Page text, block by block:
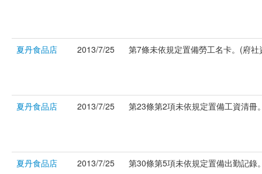
夏丹食品店 2013/7/25 第7條未依規定置備勞工名卡。(府
夏丹食品店 2013/7/25 第23條第2項未依規定置備工資清
夏丹食品店 2013/7/25 第30條第5項未依規定置備出勤記